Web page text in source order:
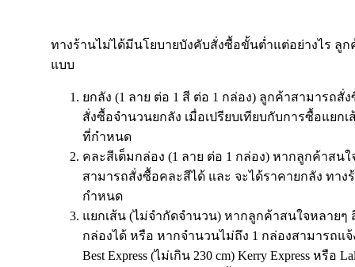
ทางร้านไม่ได้มีนโยบายบังคับสั่งซื้อขั้นต่ำแต่อย่างไร ลู
แบบ
ยกลัง (1 ลาย ต่อ 1 สี ต่อ 1 กล่อง) ลูกค้าสามารถสั่
สั่งซื้อจำนวนยกลัง เมื่อเปรียบเทียบกับการซื้อแยก
ที่กำหนด
คละสีเต็มกล่อง (1 ลาย ต่อ 1 กล่อง) หากลูกค้าสน
สามารถสั่งซื้อคละสีได้ และ จะได้ราคายกลัง ทา
กำหนด
แยกเส้น (ไม่จำกัดจำนวน) หากลูกค้าสนใจหลายๆ
กล่องได้ หรือ หากจำนวนไม่ถึง 1 กล่องสามารถแ
Best Express (ไม่เกิน 230 cm) Kerry Express หรื